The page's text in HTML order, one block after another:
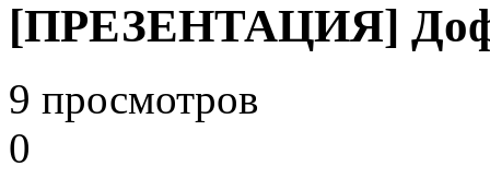
[ПРЕЗЕНТАЦИЯ]
9 просмотров
0